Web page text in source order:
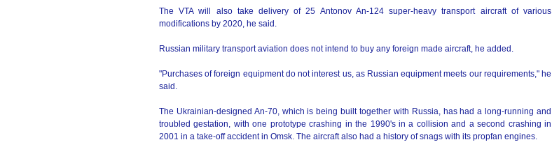
The VTA will also take delivery of 25 Antonov An-124 super-heavy transport aircraft of various
modifications by 2020, he said.
Russian military transport aviation does not intend to buy any foreign made aircraft, he added.
"Purchases of foreign equipment do not interest us, as Russian equipment meets our requirements," he
said.
The Ukrainian-designed An-70, which is being built together with Russia, has had a long-running and
troubled gestation, with one prototype crashing in the 1990's in a collision and a second crashing in
2001 in a take-off accident in Omsk. The aircraft also had a history of snags with its propfan engines.